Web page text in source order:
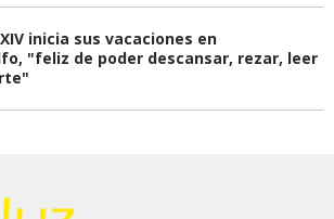
inicia sus vacaciones en
"feliz de poder descansar, rezar, leer